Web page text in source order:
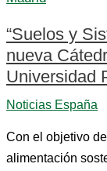
“Suelos y
nueva
Universidad
Noticias España
Con el objetivo
alimentación